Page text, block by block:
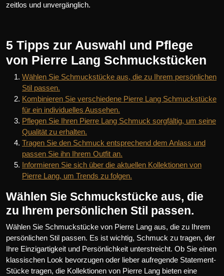
zeitlos und unvergänglich.
5 Tipps zur Auswahl und Pflege
von Pierre Lang Schmuckstücken
Wählen Sie Schmuckstücke aus, die zu Ihrem persönlichen
Stil passen.
Kombinieren Sie verschiedene Pierre Lang Schmuckstücke
für ein individuelles Aussehen.
Pflegen Sie Ihren Pierre Lang Schmuck sorgfältig, um seine
Qualität zu erhalten.
Tragen Sie den Schmuck entsprechend dem Anlass und
passen Sie ihn Ihrem Outfit an.
Informieren Sie sich über die aktuellen Kollektionen von
Pierre Lang, um Trends zu folgen.
Wählen Sie Schmuckstücke aus, die
zu Ihrem persönlichen Stil passen.
Wählen Sie Schmuckstücke von Pierre Lang aus, die zu Ihrem
persönlichen Stil passen. Es ist wichtig, Schmuck zu tragen, der
Ihre Einzigartigkeit und Persönlichkeit unterstreicht. Ob Sie einen
klassischen Look bevorzugen oder lieber aufregende Statement-
Stücke tragen, die Kollektionen von Pierre Lang bieten eine